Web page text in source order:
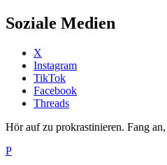
Soziale Medien
X
Instagram
TikTok
Facebook
Threads
Hör auf zu prokrastinieren. Fang
P